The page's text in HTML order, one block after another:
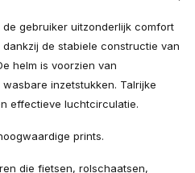
gebruiker uitzonderlijk comfort
de stabiele constructie van
helm is voorzien van
inzetstukken. Talrijke
effectieve luchtcirculatie.
prints.
die fietsen, rolschaatsen,